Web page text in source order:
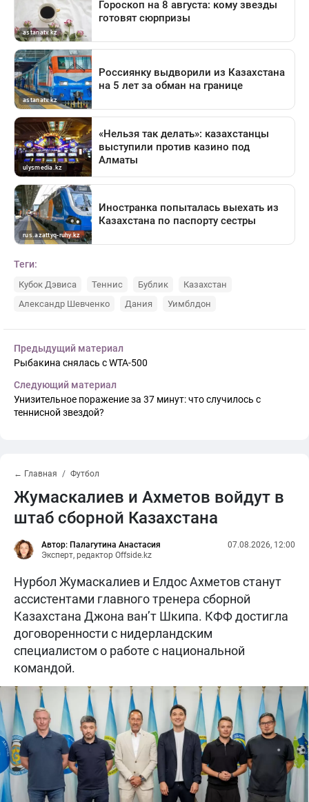
Теги:
Кубок Дэвиса Теннис Бублик
Казахстан
Александр Шевченко
Дания Уимблдон
Предыдущий материал
Рыбакина снялась с WTA-500
Следующий материал
Унизительное поражение за 37 минут: что случилось с
теннисной звездой?
← Главная Футбол
Жумаскалиев и Ахметов войдут в
штаб сборной Казахстана
Автор: Палагутина Анастасия
Эксперт, редактор Offside.kz
07.08.2026, 12:00
Нурбол Жумаскалиев и Елдос Ахметов станут
ассистентами главного тренера сборной
Казахстана Джона ван’т Шкипа. КФФ достигла
договоренности с нидерландским
специалистом о работе с национальной
командой.